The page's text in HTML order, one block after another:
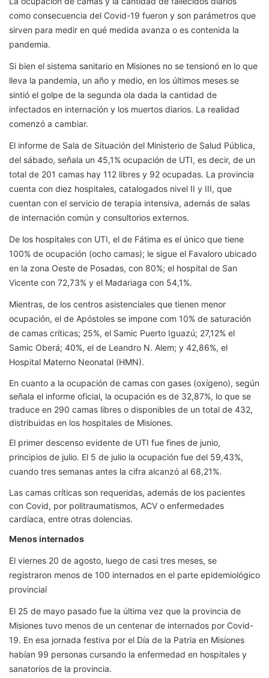
como consecuencia del Covid-19 fueron y son parámetros que
sirven para medir en qué medida avanza o es contenida la
pandemia.
Si bien el sistema sanitario en Misiones no se tensionó en lo que
lleva la pandemia, un año y medio, en los últimos meses se
sintió el golpe de la segunda ola dada la cantidad de
infectados en internación y los muertos diarios. La realidad
comenzó a cambiar.
El informe de Sala de Situación del Ministerio de Salud Pública,
del sábado, señala un 45,1% ocupación de UTI, es decir, de un
total de 201 camas hay 112 libres y 92 ocupadas. La provincia
cuenta con diez hospitales, catalogados nivel II y III, que
cuentan con el servicio de terapia intensiva, además de salas
de internación común y consultorios externos.
De los hospitales con UTI, el de Fátima es el único que tiene
100% de ocupación (ocho camas); le sigue el Favaloro ubicado
en la zona Oeste de Posadas, con 80%; el hospital de San
Vicente con 72,73% y el Madariaga con 54,1%.
Mientras, de los centros asistenciales que tienen menor
ocupación, el de Apóstoles se impone com 10% de saturación
de camas críticas; 25%, el Samic Puerto Iguazú; 27,12% el
Samic Oberá; 40%, el de Leandro N. Alem; y 42,86%, el
Hospital Materno Neonatal (HMN).
En cuanto a la ocupación de camas con gases (oxígeno), según
señala el informe oficial, la ocupación es de 32,87%, lo que se
traduce en 290 camas libres o disponibles de un total de 432,
distribuidas en los hospitales de Misiones.
El primer descenso evidente de UTI fue fines de junio,
principios de julio. El 5 de julio la ocupación fue del 59,43%,
cuando tres semanas antes la cifra alcanzó al 68,21%.
Las camas críticas son requeridas, además de los pacientes
con Covid, por politraumatismos, ACV o enfermedades
cardíaca, entre otras dolencias.
Menos internados
El viernes 20 de agosto, luego de casi tres meses, se
registraron menos de 100 internados en el parte epidemiológico
provincial
El 25 de mayo pasado fue la última vez que la provincia de
Misiones tuvo menos de un centenar de internados por Covid-
19. En esa jornada festiva por el Día de la Patria en Misiones
habían 99 personas cursando la enfermedad en hospitales y
sanatorios de la provincia.